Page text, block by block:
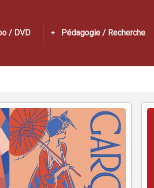
/ DVD Pédagogie / Recherche